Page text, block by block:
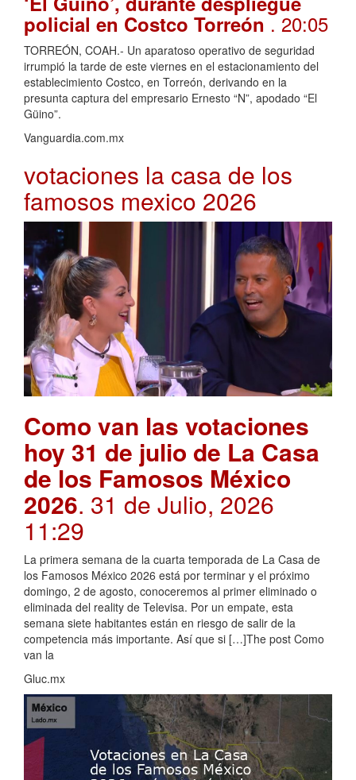
policial en Costco Torreón. 20:05
TORREÓN, COAH.- Un aparatoso operativo de seguridad
irrumpió la tarde de este viernes en el estacionamiento del
establecimiento Costco, en Torreón, derivando en la
presunta captura del empresario Ernesto “N”, apodado “El
Güino”.
Vanguardia.com.mx
votaciones la casa de los
famosos mexico 2026
Como van las votaciones
hoy 31 de julio de La Casa
de los Famosos México
2026. 31 de Julio, 2026
11:29
La primera semana de la cuarta temporada de La Casa de
los Famosos México 2026 está por terminar y el próximo
domingo, 2 de agosto, conoceremos al primer eliminado o
eliminada del reality de Televisa. Por un empate, esta
semana siete habitantes están en riesgo de salir de la
competencia más importante. Así que si […]The post Como
van la
Gluc.mx